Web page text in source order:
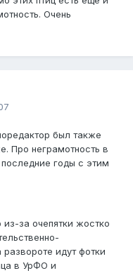
Очень
был также
Про неграмотность в
годы с этим
за очепятки жостко
идут фотки
в УрФО и